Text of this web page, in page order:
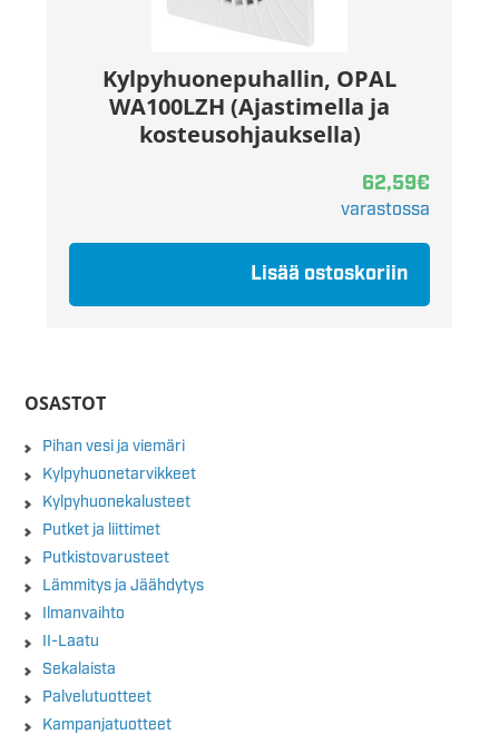
Kylpyhuonepuhallin, OPAL
WA100LZH (Ajastimella ja
kosteusohjauksella)
62,59€
varastossa
Lisää ostoskoriin
OSASTOT
Pihan vesi ja viemäri
Kylpyhuonetarvikkeet
Kylpyhuonekalusteet
Putket ja liittimet
Putkistovarusteet
Lämmitys ja Jäähdytys
Ilmanvaihto
II-Laatu
Sekalaista
Palvelutuotteet
Kampanjatuotteet